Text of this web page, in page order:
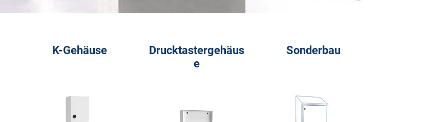
K-Gehäuse
Drucktastergehäus
e
Sonderbau